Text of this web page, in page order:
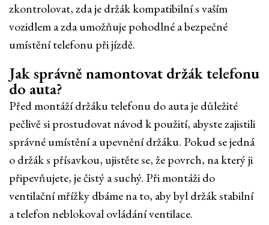
zkontrolovat, zda je držák kompatibilní s vaším
vozidlem a zda umožňuje pohodlné a bezpečné
umístění telefonu při jízdě.
Jak správně namontovat držák telefonu
do auta?
Před montáží držáku telefonu do auta je důležité
pečlivě si prostudovat návod k použití, abyste zajistili
správné umístění a upevnění držáku. Pokud se jedná
o držák s přísavkou, ujistěte se, že povrch, na který ji
připevňujete, je čistý a suchý. Při montáži do
ventilační mřížky dbáme na to, aby byl držák stabilní
a telefon neblokoval ovládání ventilace.